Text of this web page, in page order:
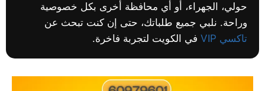
حولي، الجهراء، أو أي محافظة أخرى بكل خصوصية
وراحة. نلبي جميع طلباتك، حتى إن كنت تبحث عن
تاكسي VIP
في الكويت لتجربة فاخرة.